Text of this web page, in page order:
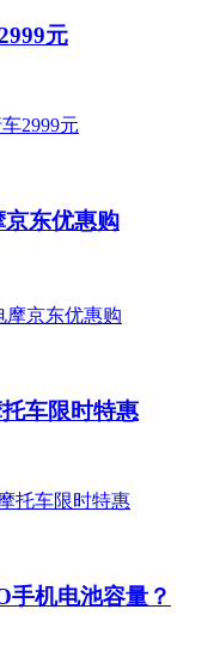
元
东优惠购
车限时特惠
手机电池容量？